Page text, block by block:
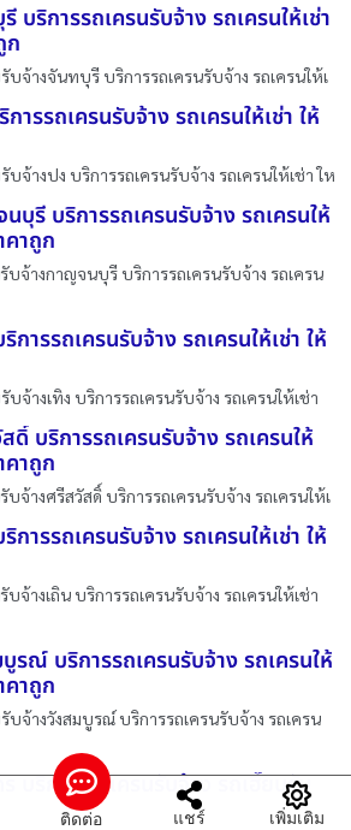
บริการรถเครนรับจ้าง รถเครนให้เช่า
ก
บจ้างจันทบุรี บริการรถเครนรับจ้าง รถเครนให้เ
ารรถเครนรับจ้าง รถเครนให้เช่า ให้
บจ้างปง บริการรถเครนรับจ้าง รถเครนให้เช่า ให
บุรี บริการรถเครนรับจ้าง รถเครนให้
คาถูก
บจ้างกาญจนบุรี บริการรถเครนรับจ้าง รถเครน
การรถเครนรับจ้าง รถเครนให้เช่า ให้
จ้างเทิง บริการรถเครนรับจ้าง รถเครนให้เช่า
ดิ์ บริการรถเครนรับจ้าง รถเครนให้
คาถูก
บจ้างศรีสวัสดิ์ บริการรถเครนรับจ้าง รถเครนให้เ
การรถเครนรับจ้าง รถเครนให้เช่า ให้
จ้างเถิน บริการรถเครนรับจ้าง รถเครนให้เช่า
รณ์ บริการรถเครนรับจ้าง รถเครนให้
คาถูก
บจ้างวังสมบูรณ์ บริการรถเครนรับจ้าง รถเครน
บริการ รถเครนรับจ้าง รถเฮี๊ยบรับ
ติดต่อ แชร์ เพิ่มเติม